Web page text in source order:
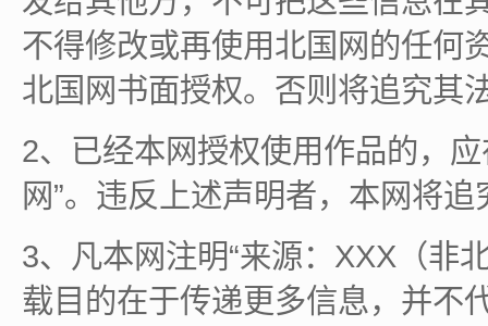
不得修改或再使用北国网的任何
北国网书面授权。否则将追究其
2、已经本网授权使用作品的，
网”。违反上述声明者，本网将
3、凡本网注明“来源：XXX（非
载目的在于传递更多信息，并不